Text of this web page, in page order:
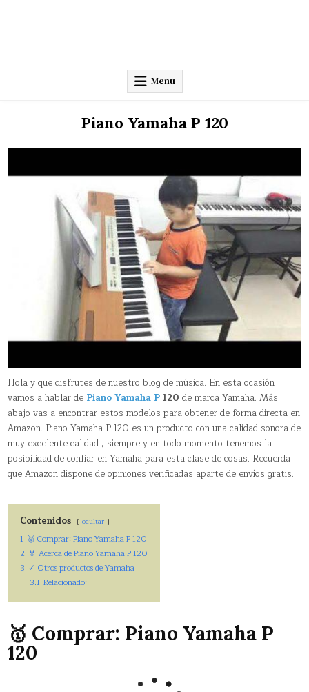
Menu
Piano Yamaha P 120
Hola y que disfrutes de nuestro blog de música. En esta ocasión
vamos a hablar dePiano Yamaha P120 de marca Yamaha. Más
abajo vas a encontrar estos modelos para obtener de forma directa en
Amazon. Piano Yamaha P 120 es un producto con una calidad sonora de
muy excelente calidad , siempre y en todo momento tenemos la
posibilidad de confiar en Yamaha para esta clase de cosas. Recuerda
que Amazon dispone de opiniones verificadas aparte de envíos gratis.
Contenidos ocultar
1 🥇 Comprar: Piano Yamaha P 120
2 🏅 Acerca de Piano Yamaha P 120
3 ✓ Otros productos de Yamaha
3.1 Relacionado:
🥇 Comprar: Piano Yamaha P
120